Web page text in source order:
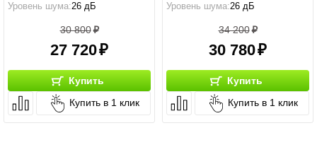
Уровень шума:26 дБ
30 800
27 720
Купить
Купить в 1 клик
Уровень шума:26 дБ
34 200
30 780
Купить
Купить в 1 клик